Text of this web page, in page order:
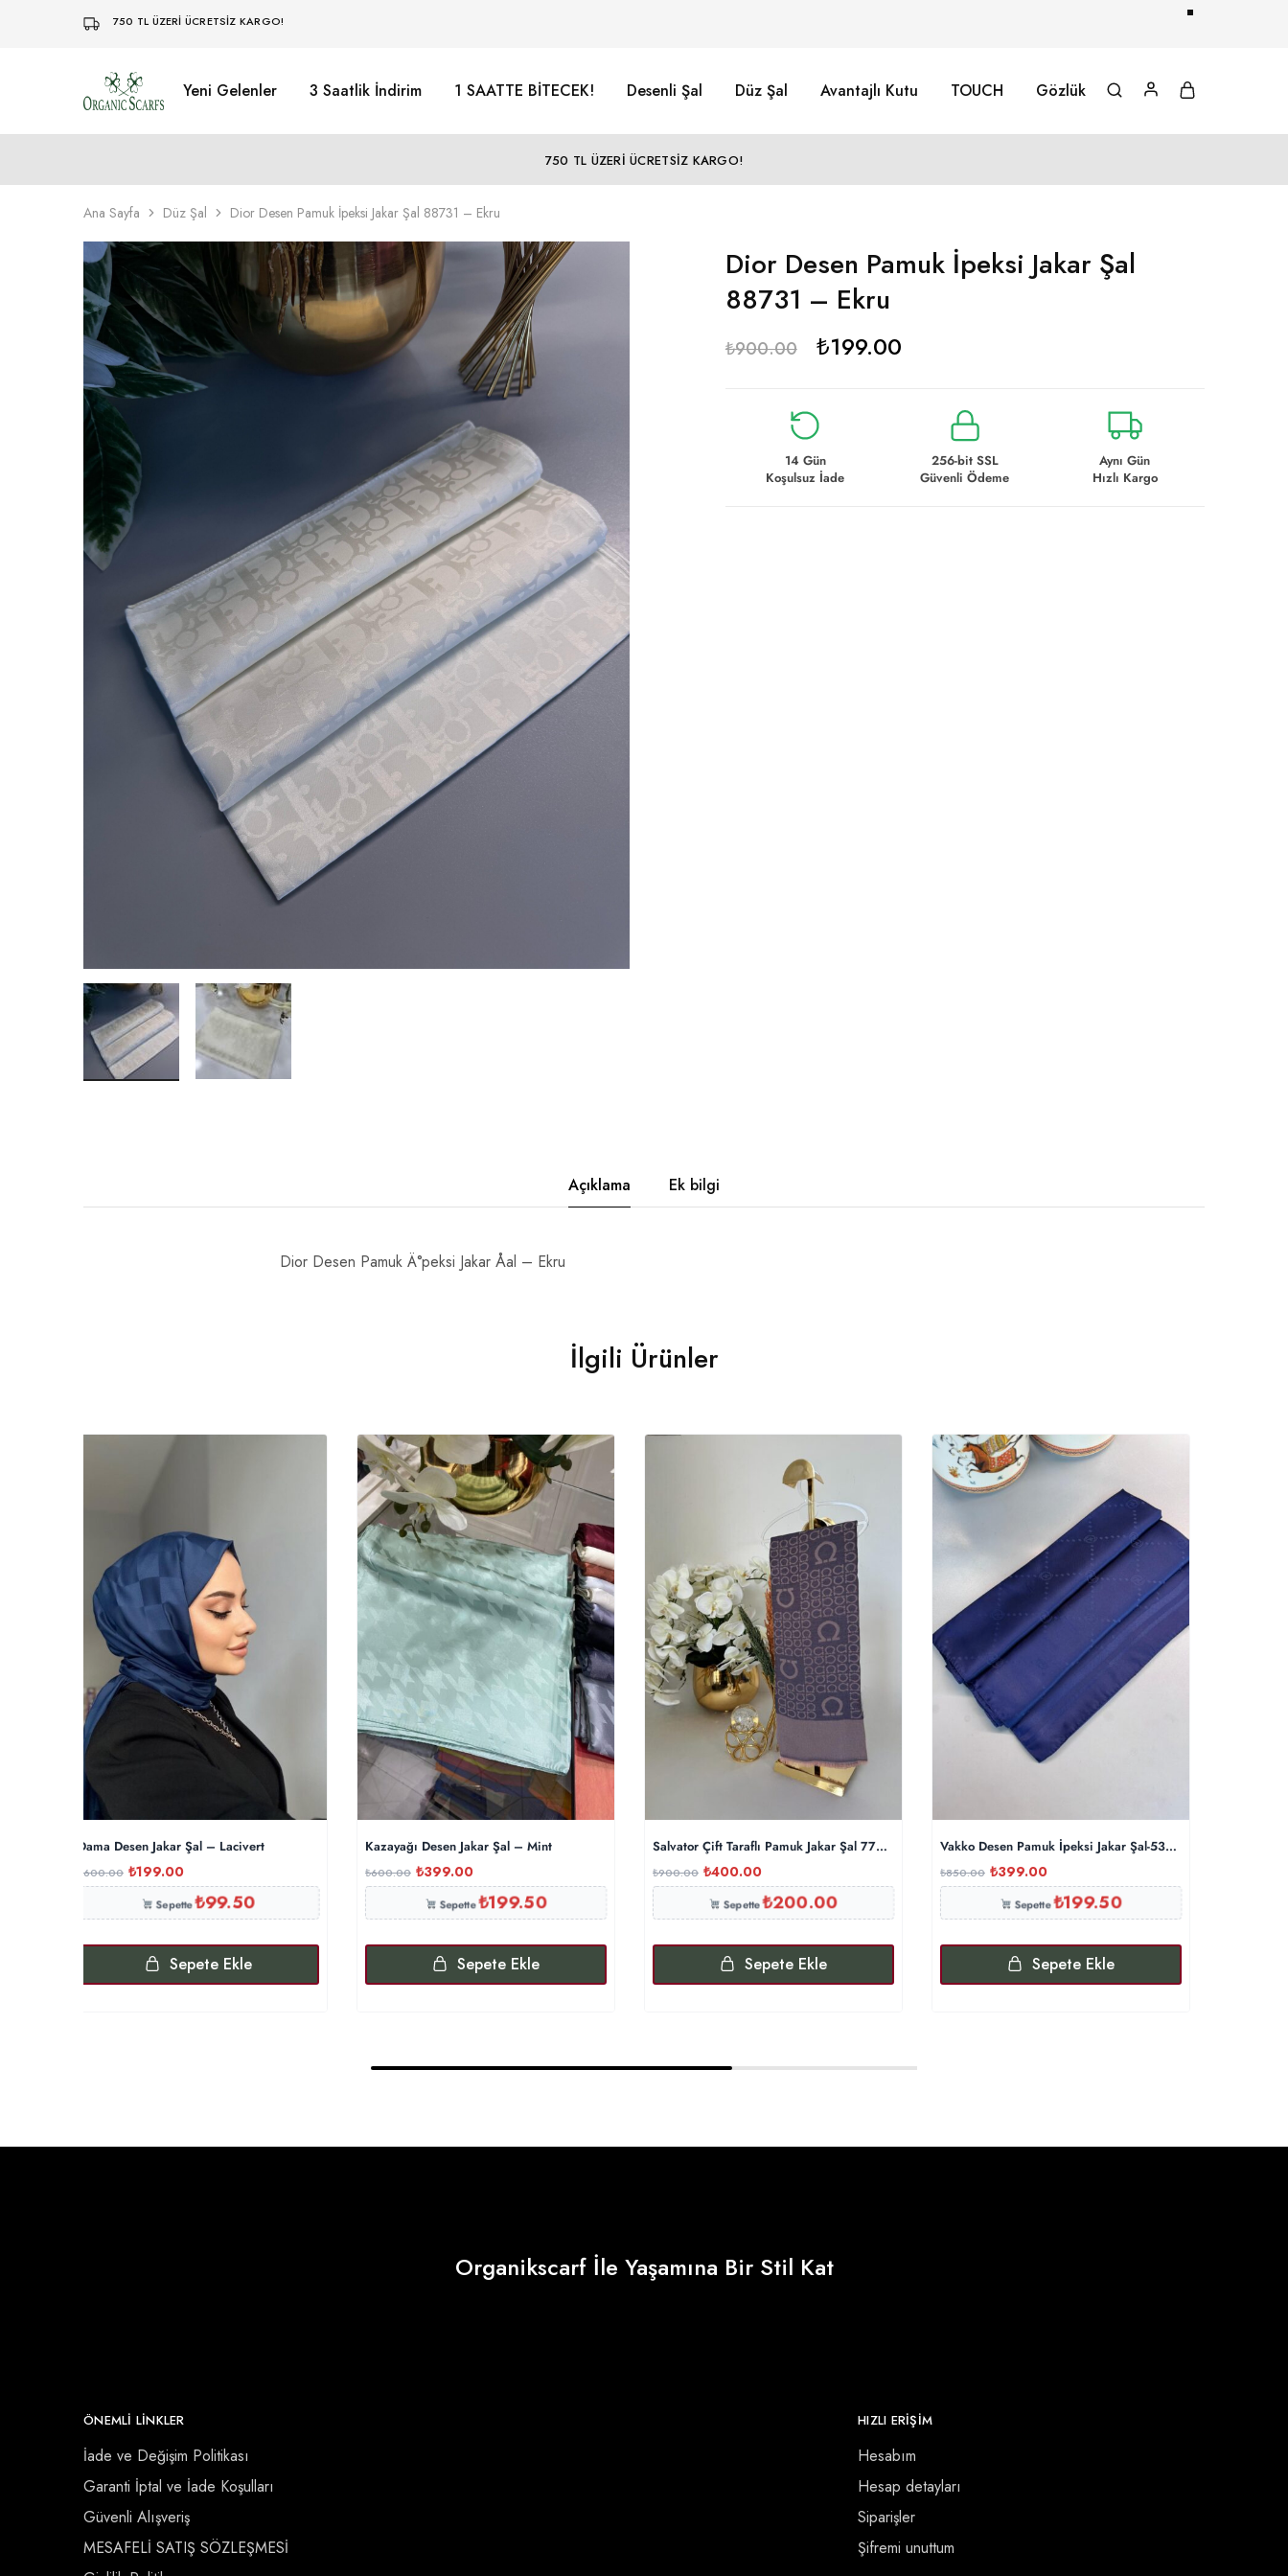
750 TL ÜZERİ ÜCRETSİZ KARGO!
Organikscarf Yeni Gelenler 3 Saatlik İndirim 1 SAATTE BİTECEK! Desenli Şal Düz Şal Avantajlı Kutu TOUCH Gözlük
750 TL ÜZERİ ÜCRETSİZ KARGO!
Ana Sayfa Düz Şal Dior Desen Pamuk İpeksi Jakar Şal 88731 – Ekru
Dior Desen Pamuk İpeksi Jakar Şal
88731 – Ekru
₺900.00 ₺199.00
14 Gün
Koşulsuz İade
256-bit SSL
Güvenli Ödeme
Aynı Gün
Hızlı Kargo
Açıklama Ek bilgi
Dior Desen Pamuk Ä°peksi Jakar Åal – Ekru
İlgili Ürünler
Dama Desen Jakar Şal – Lacivert
600.00 ₺199.00
Sepette₺99.50
Sepete Ekle
Kazayağı Desen Jakar Şal – Mint
₺600.00 ₺399.00
Sepette₺199.50
Sepete Ekle
Salvator Çift Taraflı Pamuk Jakar Şal 77012 – Lila
₺900.00 ₺400.00
Sepette₺200.00
Sepete Ekle
Vakko Desen Pamuk İpeksi Jakar Şal-53354-Gece Mavi
₺850.00 ₺399.00
Sepette₺199.50
Sepete Ekle
Organikscarf İle Yaşamına Bir Stil Kat
ÖNEMLI LINKLER
İade ve Değişim Politikası
Garanti İptal ve İade Koşulları
Güvenli Alışveriş
MESAFELİ SATIŞ SÖZLEŞMESİ
HIZLI ERİŞİM
Hesabım
Hesap detayları
Siparişler
Şifremi unuttum